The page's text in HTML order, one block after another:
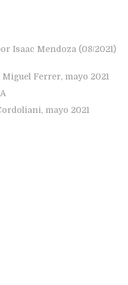
Isaac Mendoza (08/2021)
Ferrer, mayo 2021
mayo 2021